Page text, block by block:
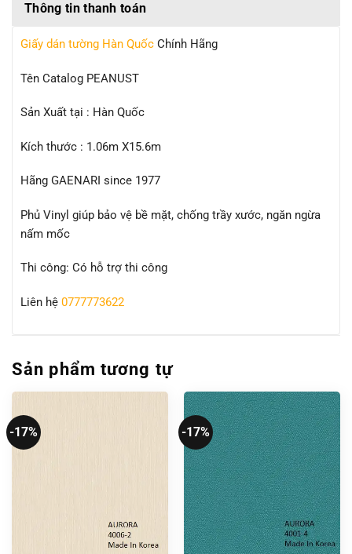
Thông tin thanh toán
Giấy dán tường Hàn Quốc Chính Hãng
Tên Catalog PEANUST
Sản Xuất tại : Hàn Quốc
Kích thước : 1.06m X15.6m
Hãng GAENARI since 1977
Phủ Vinyl giúp bảo vệ bề mặt, chống trầy xước, ngăn ngừa
nấm mốc
Thi công: Có hỗ trợ thi công
Liên hệ 0777773622
Sản phẩm tương tự
-17% -17%